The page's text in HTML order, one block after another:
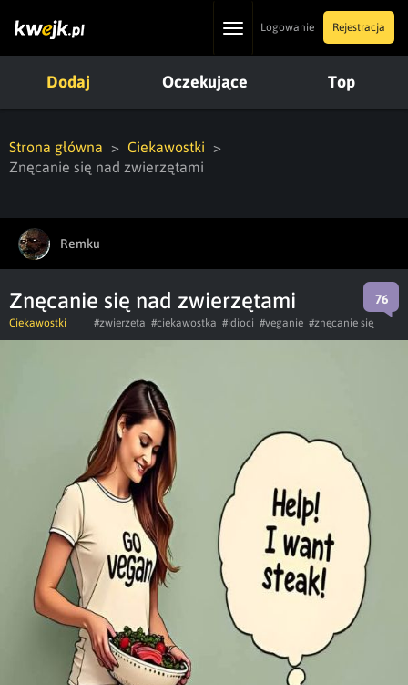
ToggleLogowanie Rejestracja
Dodaj Oczekujące Top
Strona główna
Ciekawostki
Znęcanie się nad zwierzętami
Remku
Znęcanie się nad zwierzętami 76
Ciekawostki #zwierzeta #ciekawostka #idioci #veganie #znęcanie się